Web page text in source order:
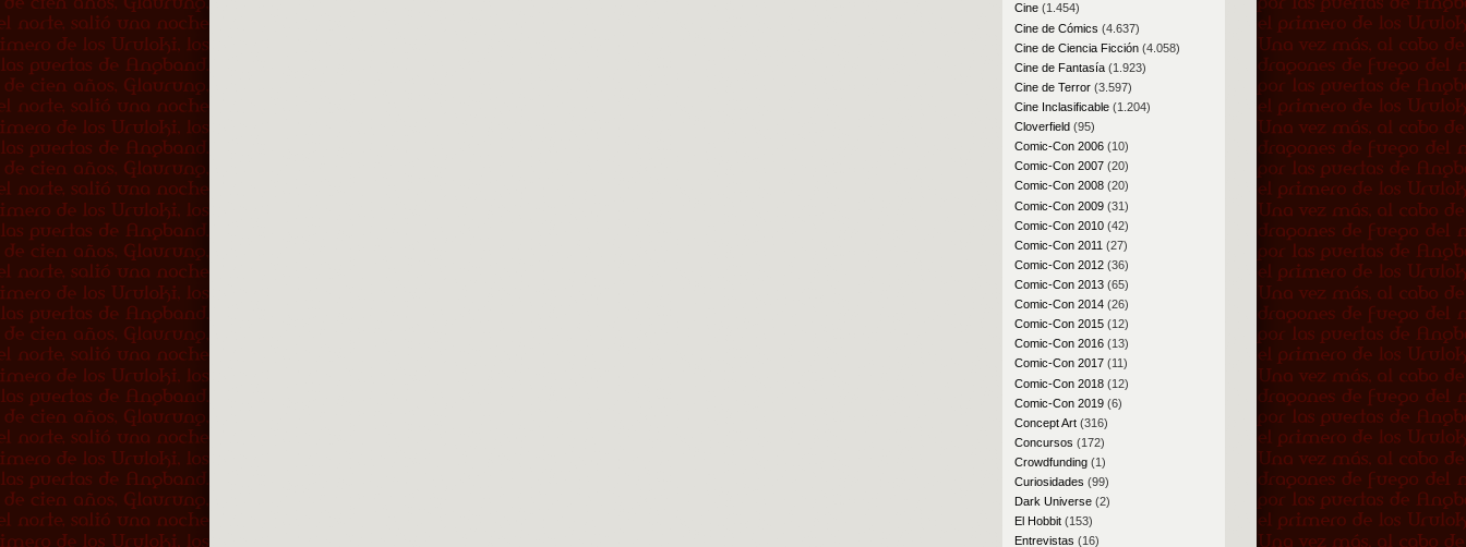
Cine(1.454)
Cine de Cómics (4.637)
Cine de Ciencia Ficción(4.058)
Cine de Fantasía(1.923)
Cine de Terror(3.597)
Cine Inclasificable(1.204)
Cloverfield(95)
Comic-Con 2006(10)
Comic-Con 2007(20)
Comic-Con 2008(20)
Comic-Con 2009(31)
Comic-Con 2010(42)
Comic-Con 2011 (27)
Comic-Con 2012(36)
Comic-Con 2013(65)
Comic-Con 2014(26)
Comic-Con 2015(12)
Comic-Con 2016(13)
Comic-Con 2017(11)
Comic-Con 2018(12)
Comic-Con 2019(6)
Concept Art(316)
Concursos (172)
Crowdfunding(1)
Curiosidades (99)
Dark Universe(2)
El Hobbit(153)
Entrevistas (16)